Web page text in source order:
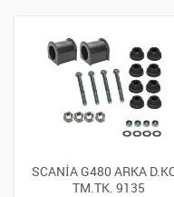
SCANİA G480 ARKA
TM.TK. 9135